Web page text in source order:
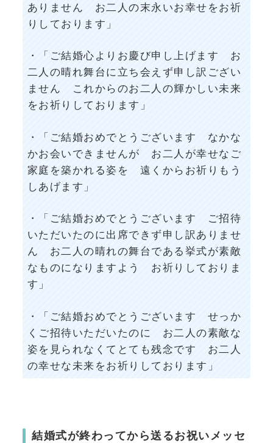
ありません お二人の末永いお幸せをお祈
りしております」
・「ご結婚心よりお慶び申し上げます お
二人の晴れ舞台に立ち会えず申し訳ござい
ません これからのお二人の輝かしい未来
をお祈りしております」
・「ご結婚おめでとうございます なかな
かお会いできませんが お二人が幸せなご
家庭を築かれる姿を 遠くからお祈りもう
しあげます」
・「ご結婚おめでとうございます ご招待
いただいたのに出席できず申し訳ありませ
ん お二人の晴れの舞台である挙式が素敵
なものになりますよう お祈りしておりま
す」
・「ご結婚おめでとうございます せっか
くご招待いただいたのに お二人の素敵な
姿を見られなくてとても残念です お二人
の幸せな未来をお祈りしております」
結婚式が終わってから送るお祝いメッセ